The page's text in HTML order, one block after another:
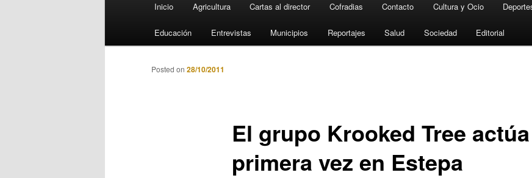
Inicio Agricultura Cartas al director Cofradias Contacto Cultura y Ocio
Educación Entrevistas Municipios Reportajes Salud Sociedad Editorial
El grupo Krooked Tree
primera vez en Estepa
Posted on 28/10/2011